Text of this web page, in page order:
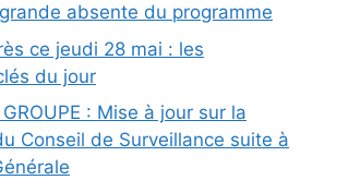
grande absente du programme
ce jeudi 28 mai : les
du jour
GROUPE : Mise à jour sur la
Conseil de Surveillance suite à